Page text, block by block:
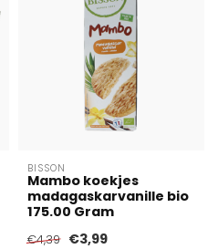
BISSON
Mambo koekjes
madagaskarvanille bio
175.00 Gram
€4,39 €3,99